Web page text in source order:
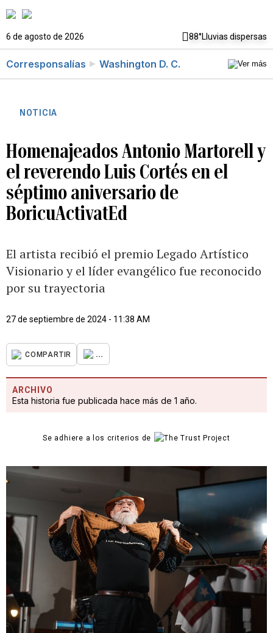
6 de agosto de 2026 88°Lluvias dispersas
Corresponsalías Washington D. C.
NOTICIA
Homenajeados Antonio Martorell y
el reverendo Luis Cortés en el
séptimo aniversario de
BoricuActivatEd
El artista recibió el premio Legado Artístico
Visionario y el líder evangélico fue reconocido
por su trayectoria
27 de septiembre de 2024 - 11:38 AM
COMPARTIR ...
ARCHIVO
Esta historia fue publicada hace más de 1 año.
Se adhiere a los criterios de